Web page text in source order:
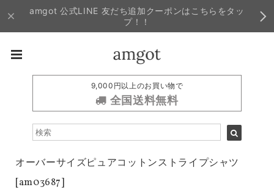
amgot 公式LINE 友だち追加クーポンはこちらをタッ
プ！！
9,000円以上のお買い物で
全国送料無料
オーバーサイズピュアコットンストライプシャツ
[am03687]